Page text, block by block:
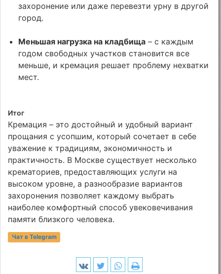
захоронение или даже перевезти урну в другой
город.
Меньшая нагрузка на кладбища – с каждым
годом свободных участков становится все
меньше, и кремация решает проблему нехватки
мест.
Итог
Кремация – это достойный и удобный вариант
прощания с усопшим, который сочетает в себе
уважение к традициям, экономичность и
практичность. В Москве существует несколько
крематориев, предоставляющих услуги на
высоком уровне, а разнообразие вариантов
захоронения позволяет каждому выбрать
наиболее комфортный способ увековечивания
памяти близкого человека.
Чат в Telegram